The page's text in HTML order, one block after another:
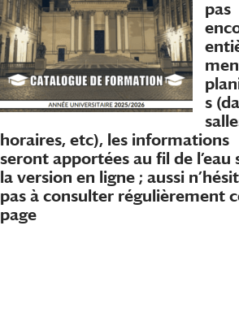
pas
s
horaires, etc), les informations
seront apportées au fil de l’eau
la version en ligne ; aussi
pas à consulter régulièrement
page